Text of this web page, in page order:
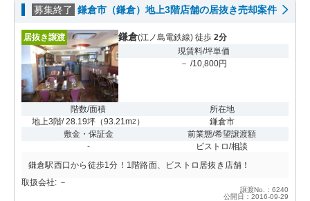
募集終了 鎌倉市（鎌倉）地上3階店舗の居抜き売却案件
居抜き譲渡 鎌倉(江ノ島電鉄線) 徒歩 2分
現賃料/坪単価
－ /10,800円
階数/面積
地上3階/ 28.19坪 （93.21m2 ）
所在地
鎌倉市
敷金・保証金
-
前業態/希望譲渡額
ビストロ/相談
鎌倉駅西口から徒歩1分！1階路面、ビストロ居抜き店舗！
取扱会社: －
譲渡No.：6240
公開日：2016-09-29